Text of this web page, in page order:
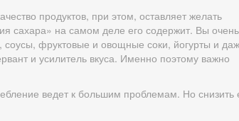
продуктов, при этом, оставляет желать
сахара» на самом деле его содержит. Вы очень
соусы, фруктовые и овощные соки, йогурты и
и усилитель вкуса. Именно поэтому важно
ведет к большим проблемам. Но снизить